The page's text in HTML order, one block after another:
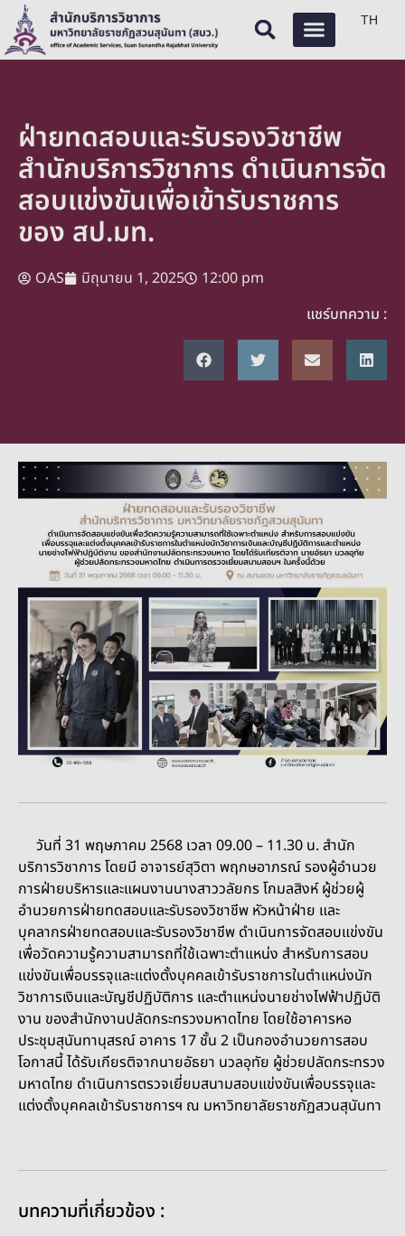
TH
ฝ่ายทดสอบและรับรองวิชาชีพ
สำนักบริการวิชาการ ดำเนินการจัด
สอบแข่งขันเพื่อเข้ารับราชการ
ของ สป.มท.
OAS มิถุนายน 1, 2025
12:00 pm
แชร์บทความ :
วันที่ 31 พฤษภาคม 2568 เวลา 09.00 – 11.30 น. สำนัก
บริการวิชาการ โดยมี อาจารย์สุวิตา พฤกษอาภรณ์ รองผู้อำนวย
การฝ่ายบริหารและแผนงานนางสาววลัยกร โกมลสิงห์ ผู้ช่วยผู้
อำนวยการฝ่ายทดสอบและรับรองวิชาชีพ หัวหน้าฝ่าย และ
บุคลากรฝ่ายทดสอบและรับรองวิชาชีพ ดำเนินการจัดสอบแข่งขัน
เพื่อวัดความรู้ความสามารถที่ใช้เฉพาะตำแหน่ง สำหรับการสอบ
แข่งขันเพื่อบรรจุและแต่งตั้งบุคคลเข้ารับราชการในตำแหน่งนัก
วิชาการเงินและบัญชีปฏิบัติการ และตำแหน่งนายช่างไฟฟ้าปฏิบัติ
งาน ของสำนักงานปลัดกระทรวงมหาดไทย โดยใช้อาคารหอ
ประชุมสุนันทานุสรณ์ อาคาร 17 ชั้น 2 เป็นกองอำนวยการสอบ
โอกาสนี้ ได้รับเกียรติจากนายอัธยา นวลอุทัย ผู้ช่วยปลัดกระทรวง
มหาดไทย ดำเนินการตรวจเยี่ยมสนามสอบแข่งขันเพื่อบรรจุและ
แต่งตั้งบุคคลเข้ารับราชการฯ ณ มหาวิทยาลัยราชภัฏสวนสุนันทา
บทความที่เกี่ยวข้อง :